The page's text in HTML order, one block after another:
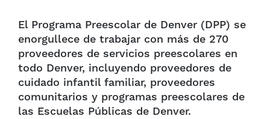
El Programa Preescolar de Denver (DPP) se
enorgullece de trabajar con más de 270
proveedores de servicios preescolares en
todo Denver, incluyendo proveedores de
cuidado infantil familiar, proveedores
comunitarios y programas preescolares de
las Escuelas Públicas de Denver.